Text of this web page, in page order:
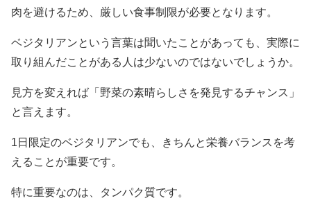
肉を避けるため、厳しい食事制限が必要となります。
ベジタリアンという言葉は聞いたことがあっても、実際に
取り組んだことがある人は少ないのではないでしょうか。
見方を変えれば「野菜の素晴らしさを発見するチャンス」
と言えます。
1日限定のベジタリアンでも、きちんと栄養バランスを考
えることが重要です。
特に重要なのは、タンパク質です。